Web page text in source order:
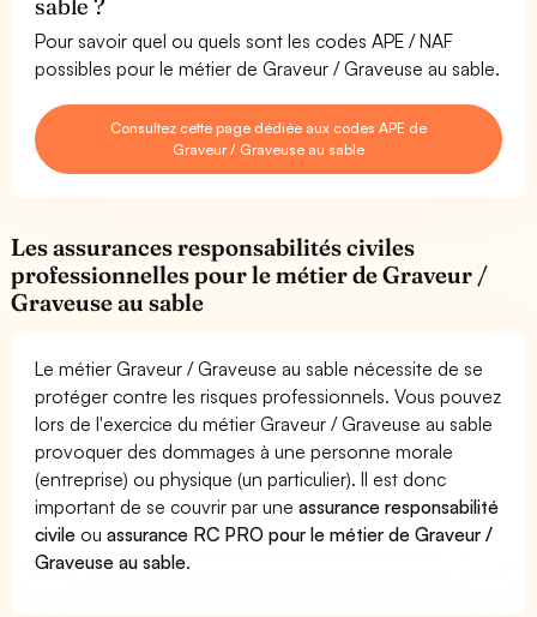
sable ?
Pour savoir quel ou quels sont les codes APE / NAF
possibles pour le métier de Graveur / Graveuse au sable.
Consultez cette page dédiée aux codes APE de
Graveur / Graveuse au sable
Les assurances responsabilités civiles
professionnelles pour le métier de Graveur /
Graveuse au sable
Le métier Graveur / Graveuse au sable nécessite de se
protéger contre les risques professionnels. Vous pouvez
lors de l'exercice du métier Graveur / Graveuse au sable
provoquer des dommages à une personne morale
(entreprise) ou physique (un particulier). Il est donc
important de se couvrir par uneassurance responsabilité
civile ouassurance RC PRO pour le métier de Graveur /
Graveuse au sable.